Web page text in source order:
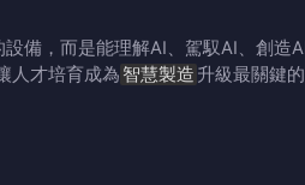
備，而是能理解AI、駕馭AI、創造
人才培育成為 智慧製造 升級最關鍵